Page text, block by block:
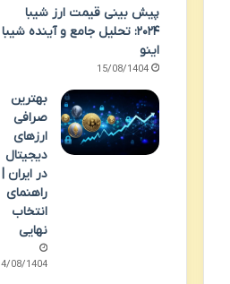
پیش بینی قیمت ارز شیبا
۲۰۲۴: تحلیل جامع و آینده شیبا
اینو
15/08/1404
بهترین
صرافی
ارزهای
دیجیتال
در ایران |
راهنمای
انتخاب
نهایی
14/08/1404